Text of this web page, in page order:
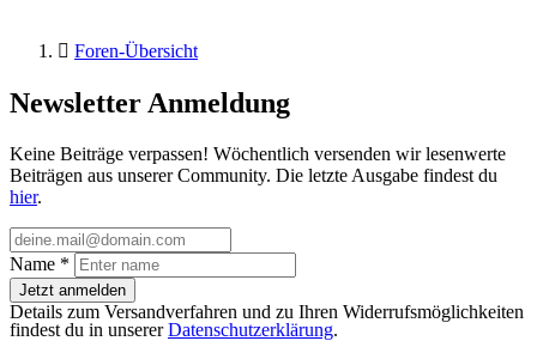
Foren-Übersicht
Newsletter Anmeldung
Keine Beiträge verpassen! Wöchentlich versenden wir lesenwerte
Beiträgen aus unserer Community. Die letzte Ausgabe findest du
hier.
Name *
Jetzt anmelden
Details zum Versandverfahren und zu Ihren Widerrufsmöglichkeiten
findest du in unsererDatenschutzerklärung.